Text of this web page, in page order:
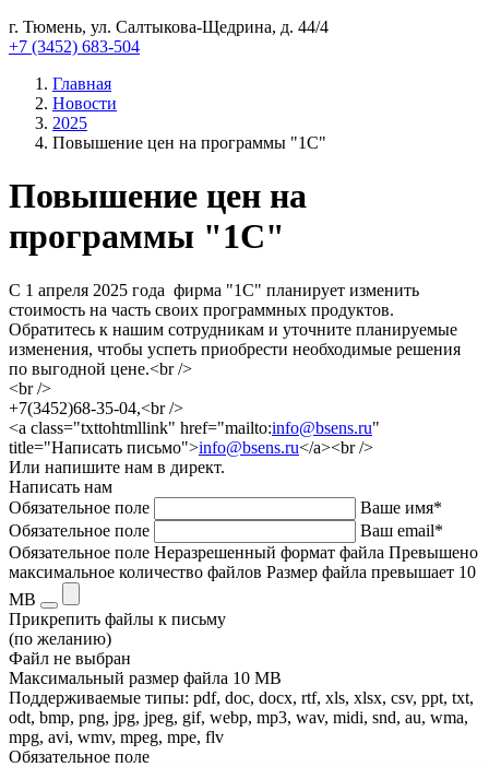
г. Тюмень, ул. Салтыкова-Щедрина, д. 44/4
+7 (3452) 683-504
Главная
Новости
2025
Повышение цен на программы "1С"
Повышение цен на
программы "1С"
С 1 апреля 2025 года фирма "1С" планирует изменить
стоимость на часть своих программных продуктов.
Обратитесь к нашим сотрудникам и уточните планируемые
изменения, чтобы успеть приобрести необходимые решения
по выгодной цене.<br />
<br />
+7(3452)68-35-04,<br />
<a class="txttohtmllink" href="mailto:info@bsens.ru"
title="Написать письмо">info@bsens.ru</a><br />
Или напишите нам в директ.
Написать нам
Обязательное поле
Ваше имя*
Обязательное поле
Ваш email*
Обязательное поле Неразрешенный формат файла Превышено
максимальное количество файлов Размер файла превышает 10
MB
Прикрепить файлы к письму
(по желанию)
Файл не выбран
Максимальный размер файла 10 MB
Поддерживаемые типы: pdf, doc, docx, rtf, xls, xlsx, csv, ppt, txt,
odt, bmp, png, jpg, jpeg, gif, webp, mp3, wav, midi, snd, au, wma,
mpg, avi, wmv, mpeg, mpe, flv
Обязательное поле